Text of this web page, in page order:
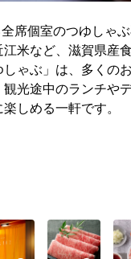
席個室のつゆしゃ
米など、滋賀県産
ゃぶ」は、多くの
光途中のランチや
しめる一軒です。